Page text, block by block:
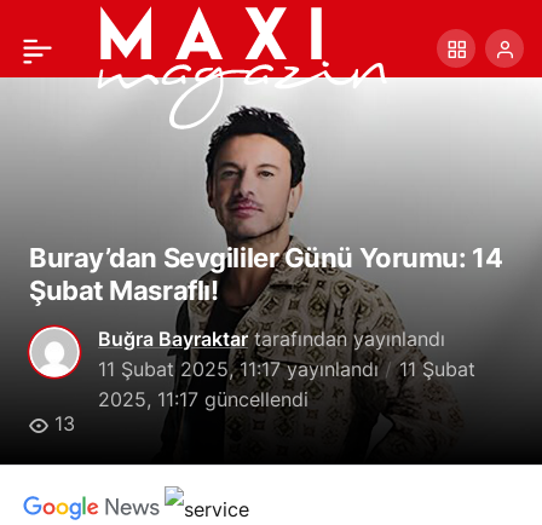
Buray’dan Sevgililer Günü Yorumu: 14
Şubat Masraflı!
Buğra Bayraktartarafından yayınlandı
11 Şubat 2025, 11:17yayınlandı
11 Şubat
2025, 11:17 güncellendi
13
Aybüke Pusat ve Serkay
Tütüncü, Epilepsiye
Dikkat Çekmek İçin ‘Mor
Paylaş